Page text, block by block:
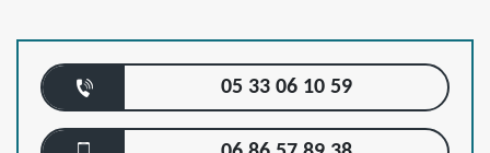
05 33 06 10 59